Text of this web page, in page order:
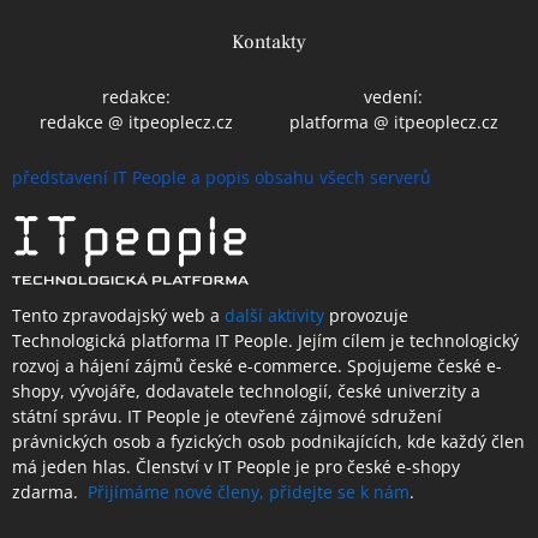
Kontakty
redakce:
redakce @ itpeoplecz.cz
vedení:
platforma @ itpeoplecz.cz
představení IT People a popis obsahu všech serverů
Tento zpravodajský web a další aktivity provozuje
Technologická platforma IT People. Jejím cílem je technologický
rozvoj a hájení zájmů české e-commerce. Spojujeme české e-
shopy, vývojáře, dodavatele technologií, české univerzity a
státní správu. IT People je otevřené zájmové sdružení
právnických osob a fyzických osob podnikajících, kde každý člen
má jeden hlas. Členství v IT People je pro české e-shopy
zdarma. Přijímáme nové členy, přidejte se k nám.